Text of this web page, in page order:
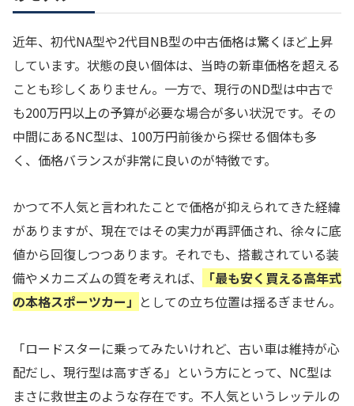
近年、初代NA型や2代目NB型の中古価格は驚くほど上昇
しています。状態の良い個体は、当時の新車価格を超える
ことも珍しくありません。一方で、現行のND型は中古で
も200万円以上の予算が必要な場合が多い状況です。その
中間にあるNC型は、100万円前後から探せる個体も多
く、価格バランスが非常に良いのが特徴です。
かつて不人気と言われたことで価格が抑えられてきた経緯
がありますが、現在ではその実力が再評価され、徐々に底
値から回復しつつあります。それでも、搭載されている装
備やメカニズムの質を考えれば、
「最も安く買える高年式
の本格スポーツカー」 としての立ち位置は揺るぎません。
「ロードスターに乗ってみたいけれど、古い車は維持が心
配だし、現行型は高すぎる」という方にとって、NC型は
まさに救世主のような存在です。不人気というレッテルの